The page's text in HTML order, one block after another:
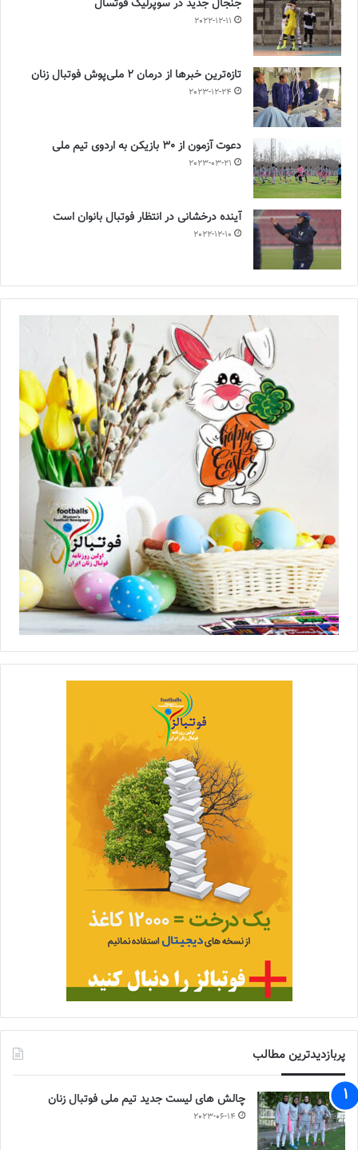
جنجال جدید در سوپرلیگ فوتسال
2022-12-11
تازه‌ترین خبرها از درمان ۲ ملی‌پوش فوتبال زنان
2023-12-24
دعوت آزمون از 30 بازیکن به اردوی تیم ملی
2023-03-21
آینده درخشانی در انتظار فوتبال بانوان است
2022-12-10
پربازدیدترین مطالب
چالش هاى ليست جدید تيم ملى فوتبال زنان
2023-06-14